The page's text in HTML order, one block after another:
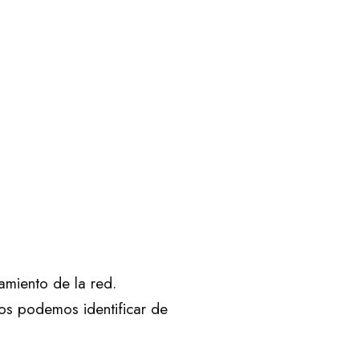
de la red.
podemos identificar de